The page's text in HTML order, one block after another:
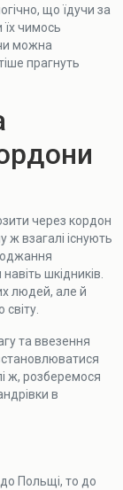
що їдучи за
чимось
можна
прагнуть
через кордон
ж взагалі існують
шкідників.
людей, але й
та ввезення
ж, розберемося
в
Польщі, то до